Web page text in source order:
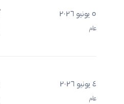
٥ يونيو ٢٠٢٦
عام
٤ يونيو ٢٠٢٦
عام